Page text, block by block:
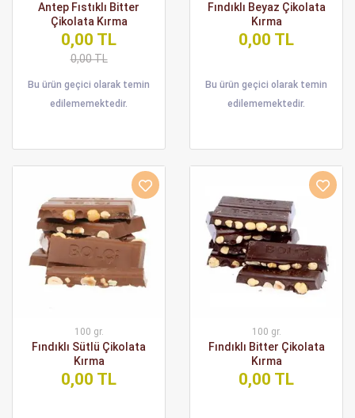
Antep Fıstıklı Bitter
Çikolata Kırma
0,00 TL
0,00 TL
Bu ürün geçici olarak temin
edilememektedir.
Fındıklı Beyaz Çikolata
Kırma
0,00 TL
Bu ürün geçici olarak temin
edilememektedir.
100 gr.
Fındıklı Sütlü Çikolata
Kırma
0,00 TL
100 gr.
Fındıklı Bitter Çikolata
Kırma
0,00 TL